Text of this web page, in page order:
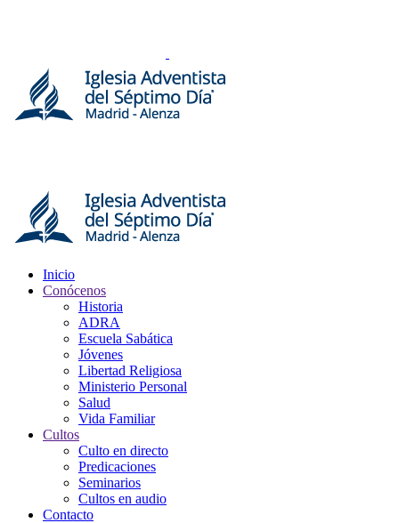
Inicio
Conócenos
Historia
ADRA
Escuela Sabática
Jóvenes
Libertad Religiosa
Ministerio Personal
Salud
Vida Familiar
Cultos
Culto en directo
Predicaciones
Seminarios
Cultos en audio
Contacto